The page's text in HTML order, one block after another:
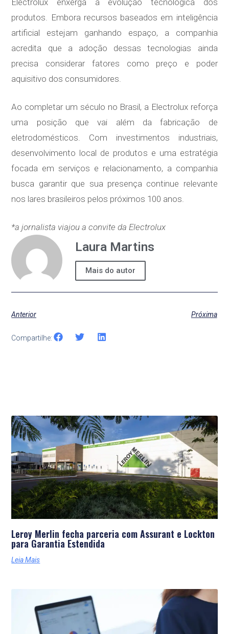
produtos. Embora recursos baseados em inteligência
artificial estejam ganhando espaço, a companhia
acredita que a adoção dessas tecnologias ainda
precisa considerar fatores como preço e poder
aquisitivo dos consumidores.
Ao completar um século no Brasil, a Electrolux reforça
uma posição que vai além da fabricação de
eletrodomésticos. Com investimentos industriais,
desenvolvimento local de produtos e uma estratégia
focada em serviços e relacionamento, a companhia
busca garantir que sua presença continue relevante
nos lares brasileiros pelos próximos 100 anos.
*a jornalista viajou a convite da Electrolux
Laura Martins
Mais do autor
Anterior Próxima
Compartilhe:
Últimas Notícias
Leroy Merlin fecha parceria com Assurant e Lockton
para Garantia Estendida
Leia Mais